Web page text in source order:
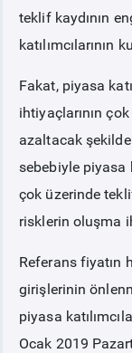
BÜLTENLER
DUYURULAR
BT HİZMET
teklif kaydının
katılımcılarının
Fakat, piyasa
ihtiyaçlarının
azaltacak
sebebiyle piyasa
çok üzerinde
risklerin oluşma
Referans fiyatın
girişlerinin
piyasa
Ocak 2019